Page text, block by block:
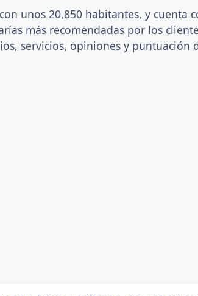
unos 20,850 habitantes, y cuenta
más recomendadas por los
servicios, opiniones y puntuación